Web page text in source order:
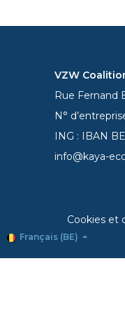
VZW
Rue Fernand
N°
ING : IBAN
info@kaya-
asbl Cookies et
Français (BE)